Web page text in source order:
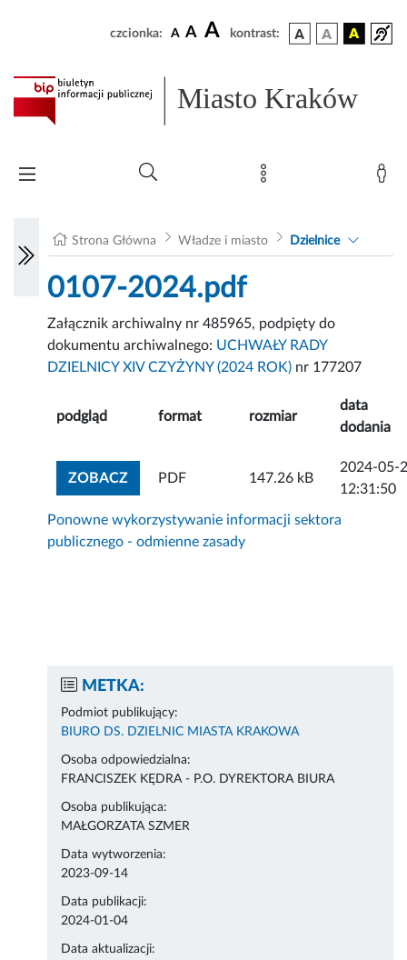
czcionka: A A A kontrast:
Miasto Kraków
Strona Główna Władze i miasto Dzielnice
0107-2024.pdf
Załącznik archiwalny nr 485965, podpięty do
dokumentu archiwalnego: UCHWAŁY RADY
DZIELNICY XIV CZYŻYNY (2024 ROK) nr 177207
podgląd format rozmiar
data
dodania
ZOBACZZOBACZ ZAŁĄCZNIK
PDF 147.26 kB
2024-05-
12:31:50
Ponowne wykorzystywanie informacji sektora
publicznego - odmienne zasady
METKA:
Podmiot publikujący:
BIURO DS. DZIELNIC MIASTA KRAKOWA
Osoba odpowiedzialna:
FRANCISZEK KĘDRA - P.O. DYREKTORA BIURA
Osoba publikująca:
MAŁGORZATA SZMER
Data wytworzenia:
2023-09-14
Data publikacji:
2024-01-04
Data aktualizacji: